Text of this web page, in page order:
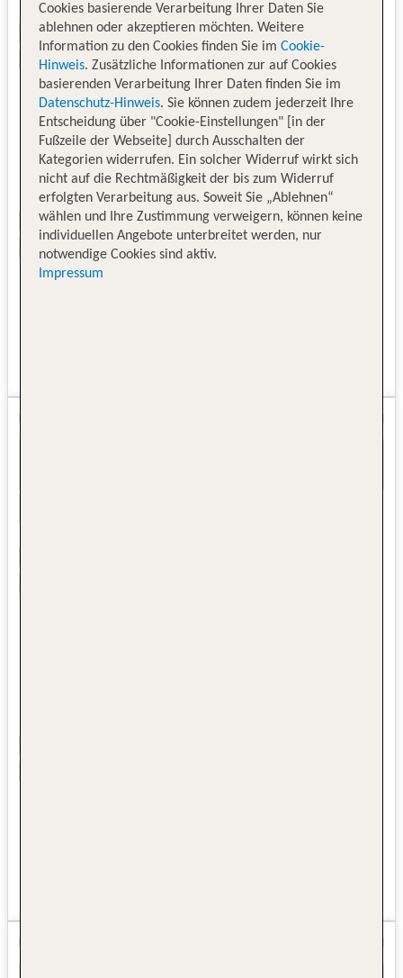
Cookies basierende Verarbeitung Ihrer Daten Sie
ablehnen oder akzeptieren möchten. Weitere
Information zu den Cookies finden Sie im Cookie-
Hinweis. Zusätzliche Informationen zur auf Cookies
basierenden Verarbeitung Ihrer Daten finden Sie im
Datenschutz-Hinweis. Sie können zudem jederzeit Ihre
Entscheidung über "Cookie-Einstellungen" [in der
Fußzeile der Webseite] durch Ausschalten der
Kategorien widerrufen. Ein solcher Widerruf wirkt sich
nicht auf die Rechtmäßigkeit der bis zum Widerruf
erfolgten Verarbeitung aus. Soweit Sie „Ablehnen“
wählen und Ihre Zustimmung verweigern, können keine
individuellen Angebote unterbreitet werden, nur
notwendige Cookies sind aktiv.
Impressum